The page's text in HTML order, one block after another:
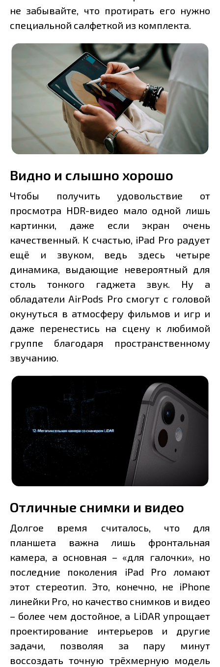
не забывайте, что протирать его нужно
специальной салфеткой из комплекта.
Видно и слышно хорошо
Чтобы получить удовольствие от
просмотра HDR-видео мало одной лишь
картинки, даже если экран очень
качественный. К счастью, iPad Pro радует
ещё и звуком, ведь здесь четыре
динамика, выдающие невероятный для
столь тонкого гаджета звук. Ну а
обладатели AirPods Pro смогут с головой
окунуться в атмосферу фильмов и игр и
даже перенестись на сцену к любимой
группе благодаря пространственному
звучанию.
Отличные снимки и видео
Долгое время считалось, что для
планшета важна лишь фронтальная
камера, а основная – «для галочки», но
последние поколения iPad Pro ломают
этот стереотип. Это, конечно, не iPhone
линейки Pro, но качество снимков и видео
– более чем достойное, а LiDAR упрощает
проектирование интерьеров и другие
задачи, позволяя за пару минут
воссоздать точную трёхмерную модель